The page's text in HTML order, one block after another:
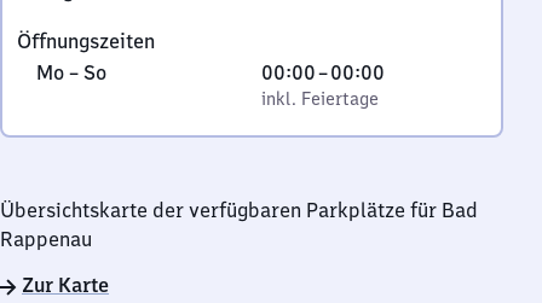
4
9
6
Rappenau
Öffnungszeiten
Montag
Sonntag
Mo – So,
00:00–00:00
Von
0
Uhr
Uhr
inkl. Feiertage
Übersichtskarte der verfügbaren Parkplätze für Bad
Rappenau
Zur Karte